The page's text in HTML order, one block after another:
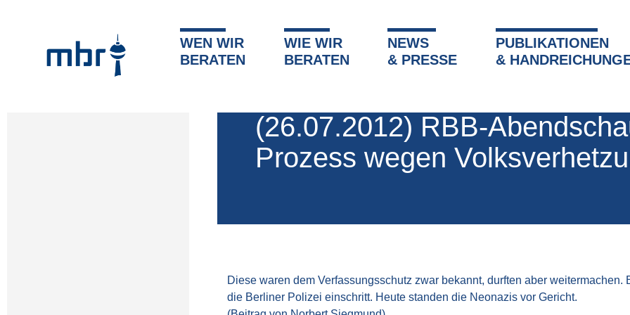
WEN WIR
BERATEN
WIE WIR
BERATEN
NEWS
& PRESSE
PUBLIKATIONEN
&
»Angebote & Unterlagen»Alter Beitrag » (26.07.2012) RBB-Abendschau: Prozess
(26.07.2012) RBB-
Prozess wegen
Diese waren dem Verfassungsschutz zwar bekannt, durften aber weitermachen.
die Berliner Polizei einschritt. Heute standen die Neonazis vor Gericht.